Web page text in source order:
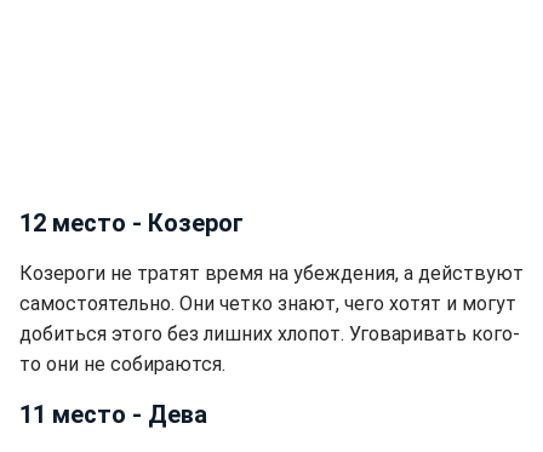
12 место - Козерог
Козероги не тратят время на убеждения, а действуют
самостоятельно. Они четко знают, чего хотят и могут
добиться этого без лишних хлопот. Уговаривать кого-
то они не собираются.
11 место - Дева